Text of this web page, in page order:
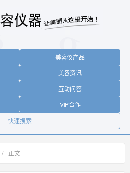
美容仪产品
美容资讯
互动问答
VIP合作
快速搜索
/ 正文